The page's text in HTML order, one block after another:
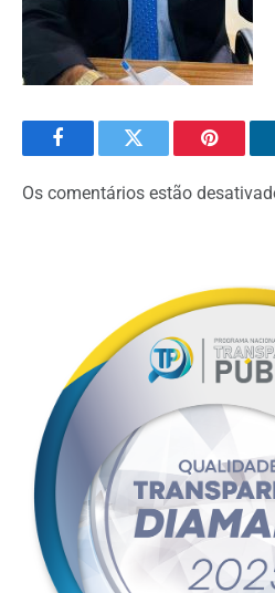
FacebookTwitter
Os comentários estão